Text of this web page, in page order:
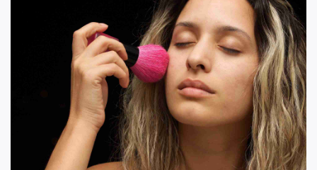
несовершенства без вреда для кожи. Впервые это
-средство появилось в Германии в 1950-х
годах благодаря девушке по имени Кристина
Шраммек. Он содержал питательные вещества и
скрывал рубцы у пациентов больниц после
лазерной хирургии.Профессиональные
визажисты относятBB-кремк лечебной
косметике, ведь он не только идеально матирует
кожу, но и ухаживает за ней. В отличие от
тональника он ложится легким слоем, не